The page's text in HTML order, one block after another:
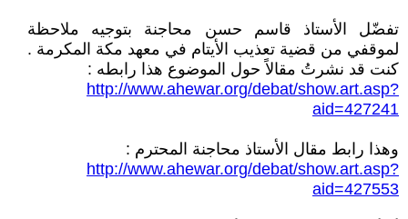
تفضّل الأستاذ قاسم حسن محاجنة بتوجيه ملاحظة
لموقفي من قضية تعذيب الأيتام في معهد مكة المكرمة .
كنت قد نشرتُ مقالاً حول الموضوع هذا رابطه :
http://www.ahewar.org/debat/show.art.asp?
aid=427241
وهذا رابط مقال الأستاذ محاجنة المحترم :
http://www.ahewar.org/debat/show.art.asp?
aid=427553